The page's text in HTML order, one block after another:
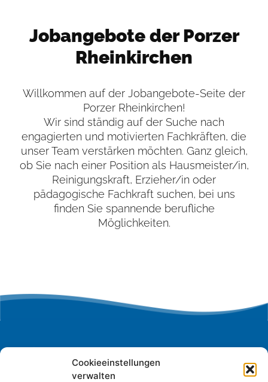
Cookieeinstellungen
verwalten
Jobangebote der Porzer
Rheinkirchen
Willkommen auf der Jobangebote-Seite der
Porzer Rheinkirchen!
Wir sind ständig auf der Suche nach
engagierten und motivierten Fachkräften, die
unser Team verstärken möchten. Ganz gleich,
ob Sie nach einer Position als Hausmeister/in,
Reinigungskraft, Erzieher/in oder
pädagogische Fachkraft suchen, bei uns
finden Sie spannende berufliche
Möglichkeiten.
KONTAKT
Pastoralbüro Porzer Rheinkirchen